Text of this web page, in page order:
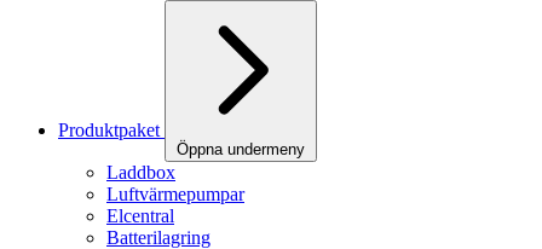
Produktpaket
Öppna undermeny
Laddbox
Luftvärmepumpar
Elcentral
Batterilagring